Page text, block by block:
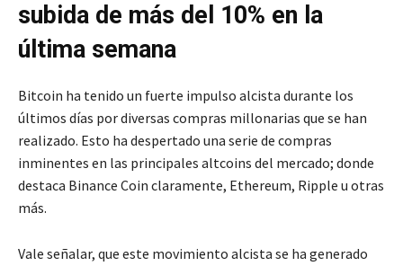
subida de más del 10% en la
última semana
Bitcoin ha tenido un fuerte impulso alcista durante los
últimos días por diversas compras millonarias que se han
realizado. Esto ha despertado una serie de compras
inminentes en las principales altcoins del mercado; donde
destaca Binance Coin claramente, Ethereum, Ripple u otras
más.
Vale señalar, que este movimiento alcista se ha generado